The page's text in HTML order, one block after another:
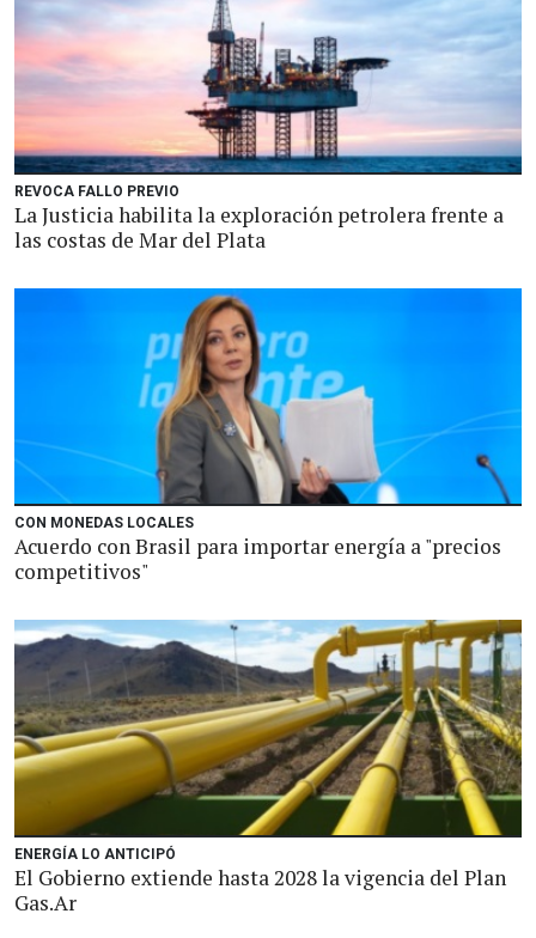
REVOCA FALLO PREVIO
La Justicia habilita la exploración petrolera frente a
las costas de Mar del Plata
CON MONEDAS LOCALES
Acuerdo con Brasil para importar energía a "precios
competitivos"
ENERGÍA LO ANTICIPÓ
El Gobierno extiende hasta 2028 la vigencia del Plan
Gas.Ar